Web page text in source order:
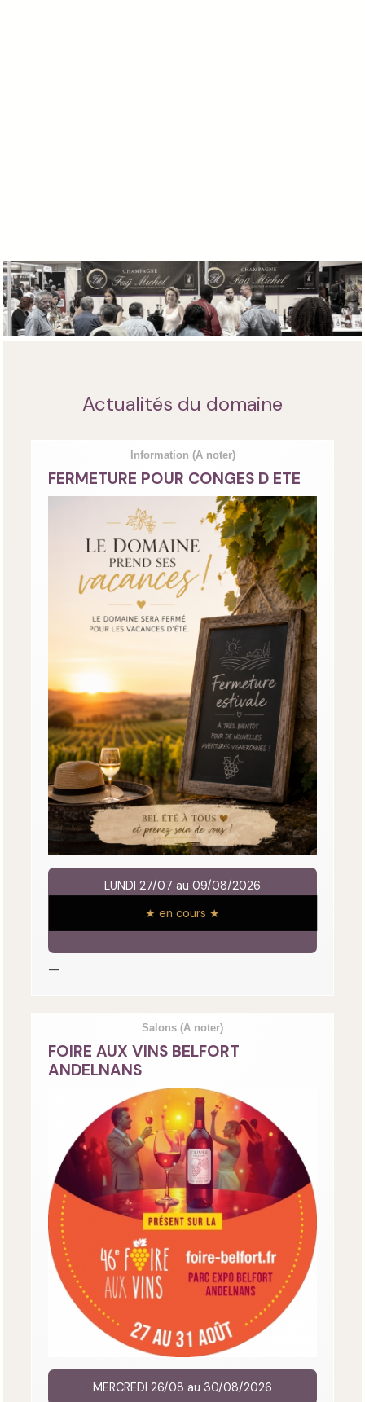
Actualités du domaine
Information (A noter)
FERMETURE POUR CONGES D ETE
LUNDI 27/07 au 09/08/2026
★ en cours ★
—
Salons (A noter)
FOIRE AUX VINS BELFORT
ANDELNANS
MERCREDI 26/08 au 30/08/2026